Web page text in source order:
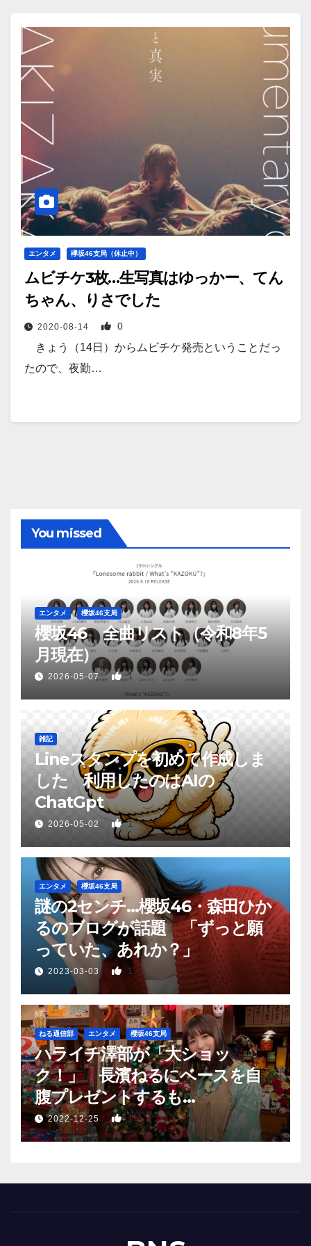
エンタメ 欅坂46支局（休止中）
ムビチケ3枚…生写真はゆっかー、てん
ちゃん、りさでした
2020-08-14 0
きょう（14日）からムビチケ発売ということだっ
たので、夜勤…
You missed
エンタメ 櫻坂46支局
櫻坂46 全曲リスト（令和8年5
月現在）
2026-05-07 1
雑記
Lineスタンプを初めて作成しま
した 利用したのはAIの
ChatGpt
2026-05-02 1
エンタメ 櫻坂46支局
謎の2センチ…櫻坂46・森田ひか
るのブログが話題 「ずっと願
っていた、あれか？」
2023-03-03 1
ねる通信部 エンタメ 櫻坂46支局
ハライチ澤部が「大ショッ
ク！」 長濱ねるにベースを自
腹プレゼントするも…
2022-12-25 1